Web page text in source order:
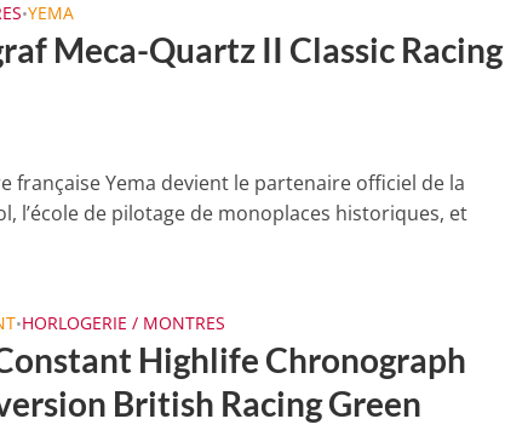
•YEMA
Meca-Quartz II Classic Racing
française Yema devient le partenaire officiel de la
l’école de pilotage de monoplaces historiques, et
•HORLOGERIE / MONTRES
Highlife Chronograph
British Racing Green